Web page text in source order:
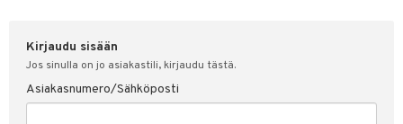
Fitness
Koti & Sisustus
Kirjaudu sisään
Jos sinulla on jo asiakastili, kirjaudu tästä.
Asiakasnumero/Sähköposti
& vastauksia